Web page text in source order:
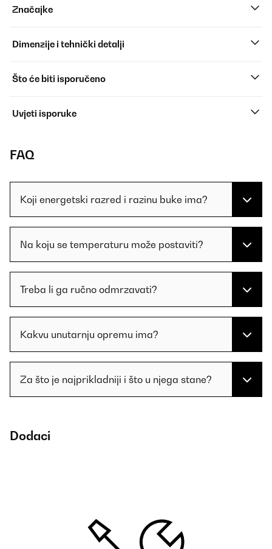
Značajke
Dimenzije i tehnički detalji
Što će biti isporučeno
Uvjeti isporuke
FAQ
Koji energetski razred i razinu buke ima?
Na koju se temperaturu može postaviti?
Treba li ga ručno odmrzavati?
Kakvu unutarnju opremu ima?
Za što je najprikladniji i što u njega stane?
Dodaci